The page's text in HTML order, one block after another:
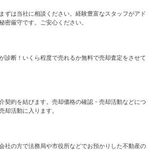
ずは当社に相談ください。経験豊富なスタッフがアド
密厳守です。ご安心ください。
診断！いくら程度で売れるか無料で売却査定をさせて
契約を結びます。売却価格の確認・売却活動などにつ
却活動に入ります。
社の方で法務局や市役所などでお預かりした不動産の